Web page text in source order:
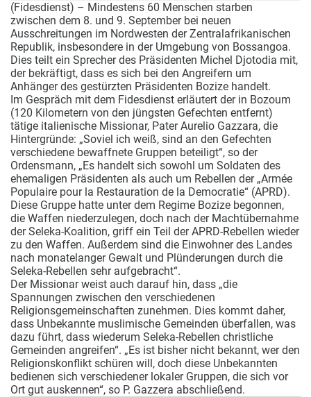
(Fidesdienst) – Mindestens 60 Menschen starben
zwischen dem 8. und 9. September bei neuen
Ausschreitungen im Nordwesten der Zentralafrikanischen
Republik, insbesondere in der Umgebung von Bossangoa.
Dies teilt ein Sprecher des Präsidenten Michel Djotodia mit,
der bekräftigt, dass es sich bei den Angreifern um
Anhänger des gestürzten Präsidenten Bozize handelt.
Im Gespräch mit dem Fidesdienst erläutert der in Bozoum
(120 Kilometern von den jüngsten Gefechten entfernt)
tätige italienische Missionar, Pater Aurelio Gazzara, die
Hintergründe: „Soviel ich weiß, sind an den Gefechten
verschiedene bewaffnete Gruppen beteiligt“, so der
Ordensmann, „Es handelt sich sowohl um Soldaten des
ehemaligen Präsidenten als auch um Rebellen der „Armée
Populaire pour la Restauration de la Democratie“ (APRD).
Diese Gruppe hatte unter dem Regime Bozize begonnen,
die Waffen niederzulegen, doch nach der Machtübernahme
der Seleka-Koalition, griff ein Teil der APRD-Rebellen wieder
zu den Waffen. Außerdem sind die Einwohner des Landes
nach monatelanger Gewalt und Plünderungen durch die
Seleka-Rebellen sehr aufgebracht“.
Der Missionar weist auch darauf hin, dass „die
Spannungen zwischen den verschiedenen
Religionsgemeinschaften zunehmen. Dies kommt daher,
dass Unbekannte muslimische Gemeinden überfallen, was
dazu führt, dass wiederum Seleka-Rebellen christliche
Gemeinden angreifen“. „Es ist bisher nicht bekannt, wer den
Religionskonflikt schüren will, doch diese Unbekannten
bedienen sich verschiedener lokaler Gruppen, die sich vor
Ort gut auskennen“, so P. Gazzera abschließend.